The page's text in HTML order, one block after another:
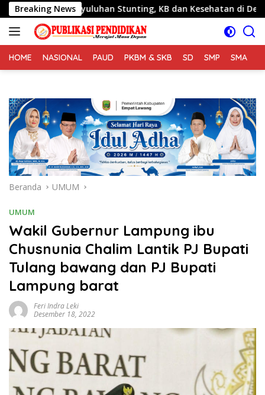
Langsung
ke
konten
Breaking News
Penyuluhan Stunting, KB dan Kesehatan di Desa Sijarango
HOME NASIONAL PAUD PKBM & SKB SD SMP SMA
Beranda UMUM
UMUM
Wakil Gubernur Lampung ibu
Chusnunia Chalim Lantik PJ Bupati
Tulang bawang dan PJ Bupati
Lampung barat
Feri Indra Leki
Desember 18, 2022